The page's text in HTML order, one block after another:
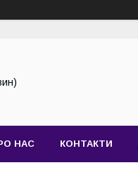
НАС КОНТАКТИ